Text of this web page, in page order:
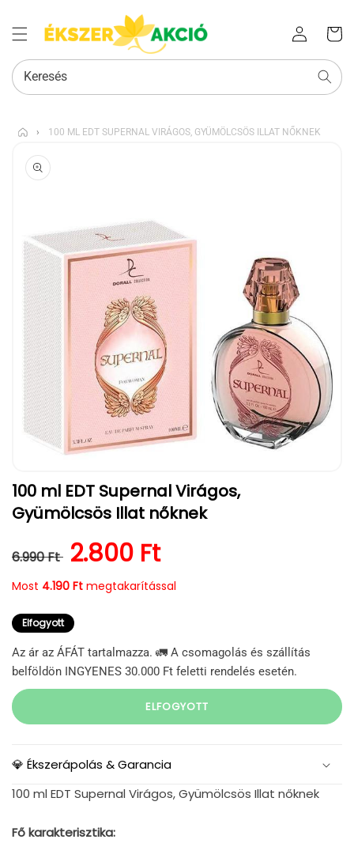
Bejelentkezés
kosara
Keresés
› 100 ML EDT SUPERNAL VIRÁGOS, GYÜMÖLCSÖS ILLAT NŐKNEK
UGRÁS A
TERMÉKADATOKRA
médiafájl
megnyitása
a
modális
100 ml EDT Supernal Virágos,
Gyümölcsös Illat nőknek
Normál ár
6.990 Ft Kedvezményes ár
2.800 Ft
Most 4.190 Ft megtakarítással
Elfogyott
Az ár az ÁFÁT tartalmazza. 🚛 A csomagolás és szállítás
belföldön INGYENES 30.000 Ft feletti rendelés esetén.
ELFOGYOTT
💎 Ékszerápolás & Garancia
100 ml EDT Supernal Virágos, Gyümölcsös Illat nőknek
Fő karakterisztika: